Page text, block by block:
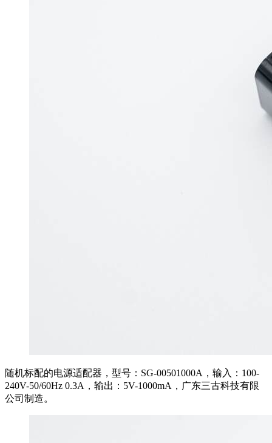
随机标配的电源适配器，型号：SG-00501000A，输入：100-
240V-50/60Hz 0.3A，输出：5V-1000mA，广东三古科技有限
公司制造。